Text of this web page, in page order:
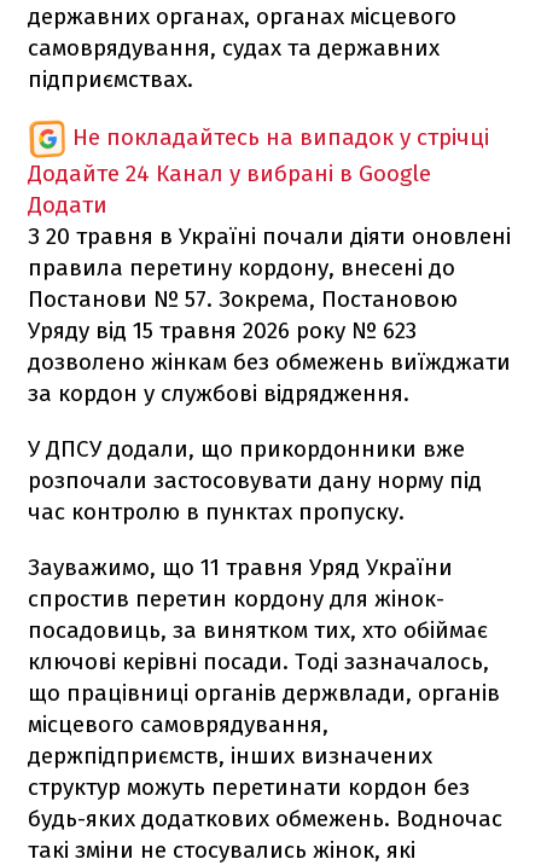
державних органах, органах місцевого
самоврядування, судах та державних
підприємствах.
Не покладайтесь на випадок у стрічці
Додайте 24 Канал у вибрані в Google
Додати
З 20 травня в Україні почали діяти оновлені
правила перетину кордону, внесені до
Постанови № 57. Зокрема, Постановою
Уряду від 15 травня 2026 року № 623
дозволено жінкам без обмежень виїжджати
за кордон у службові відрядження.
У ДПСУ додали, що прикордонники вже
розпочали застосовувати дану норму під
час контролю в пунктах пропуску.
Зауважимо, що 11 травня Уряд України
спростив перетин кордону для жінок-
посадовиць, за винятком тих, хто обіймає
ключові керівні посади. Тоді зазначалось,
що працівниці органів держвлади, органів
місцевого самоврядування,
держпідприємств, інших визначених
структур можуть перетинати кордон без
будь-яких додаткових обмежень. Водночас
такі зміни не стосувались жінок, які